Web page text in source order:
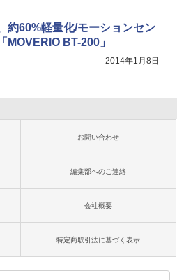
約60%軽量化/モーションセン
MOVERIO BT-200」
2014年1月8日
お問い合わせ
編集部へのご連絡
会社概要
特定商取引法に基づく表示